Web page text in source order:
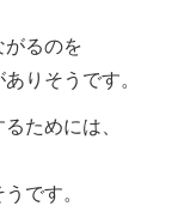
がるのを
りそうです。
ためには、
です。